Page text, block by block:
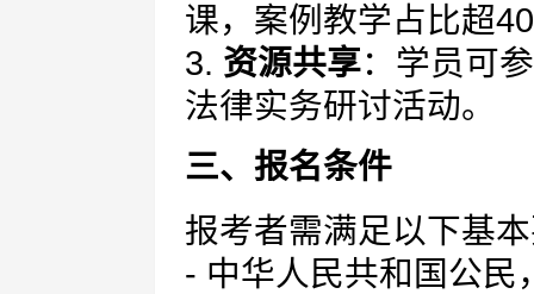
课，案例教学占比超
3. 资源共享：学员可
法律实务研讨活动。
三、报名条件
报考者需满足以下基
- 中华人民共和国公民